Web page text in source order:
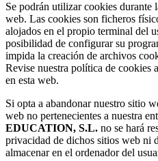
Se podrán utilizar cookies durante
web. Las cookies son ficheros
alojados en el propio terminal del
posibilidad de configurar su
impida la creación de archivos
Revise nuestra política de cookies
en esta web.
Si opta a abandonar nuestro sitio
web no pertenecientes a nuestra
EDUCATION, S.L. no se hará
privacidad de dichos sitios web ni
almacenar en el ordenador del